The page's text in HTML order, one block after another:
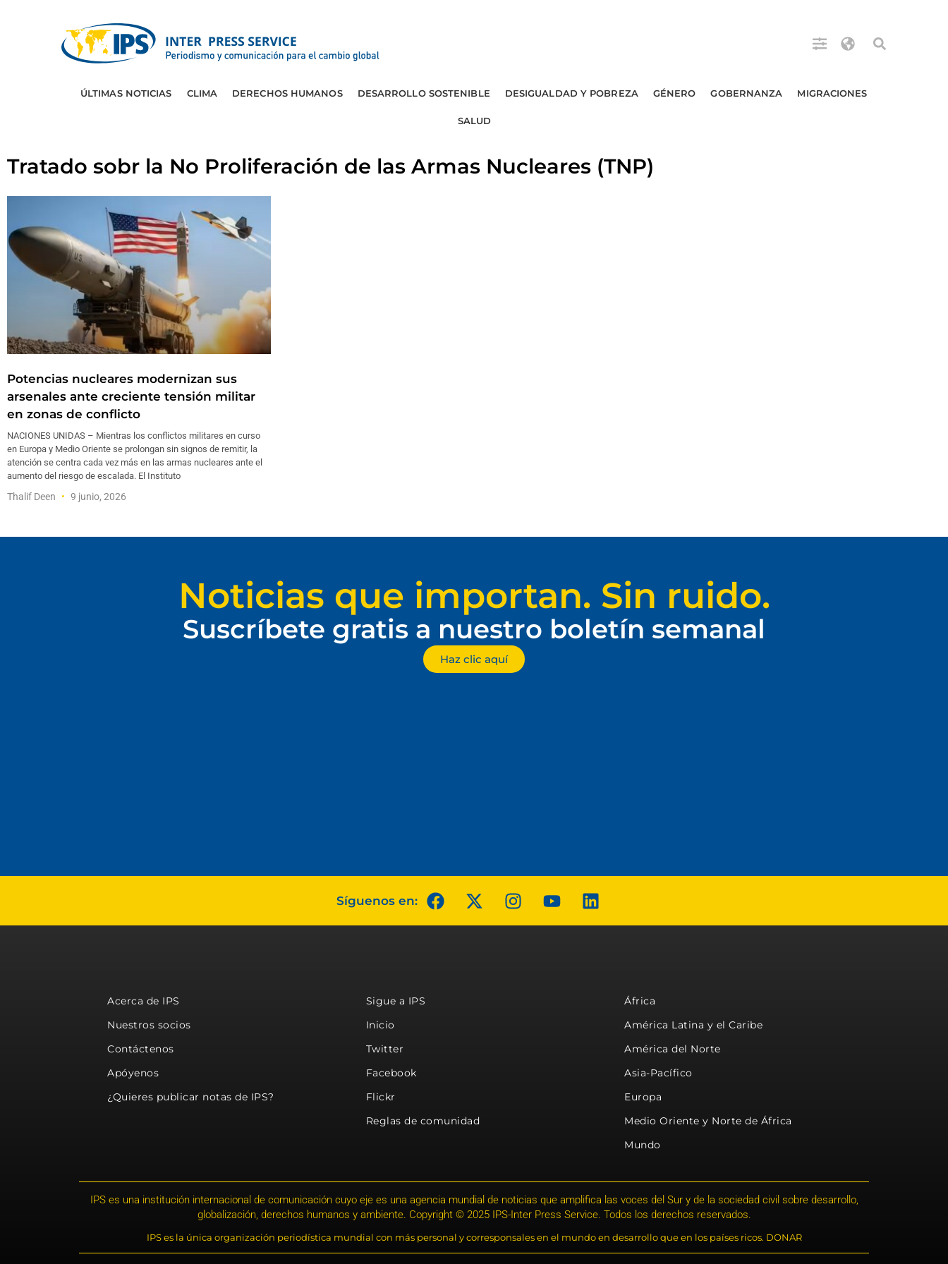
ÚLTIMAS NOTICIAS CLIMA DERECHOS HUMANOS DESARROLLO SOSTENIBLE DESIGUALDAD Y POBREZA GÉNERO GOBERNANZA MIGRACIONES
SALUD
Tratado sobr la No Proliferación de las Armas Nucleares (TNP)
Potencias nucleares modernizan sus
arsenales ante creciente tensión militar
en zonas de conflicto
NACIONES UNIDAS – Mientras los conflictos militares en curso
en Europa y Medio Oriente se prolongan sin signos de remitir, la
atención se centra cada vez más en las armas nucleares ante el
aumento del riesgo de escalada. El Instituto
Thalif Deen 9 junio, 2026
Noticias que importan. Sin ruido.
Suscríbete gratis a nuestro boletín semanal
Haz clic aquí
Síguenos en:
Acerca de IPS
Nuestros socios
Contáctenos
Apóyenos
¿Quieres publicar notas de IPS?
Sigue a IPS
Inicio
Twitter
Facebook
Flickr
Reglas de comunidad
África
América Latina y el Caribe
América del Norte
Asia-Pacífico
Europa
Medio Oriente y Norte de África
Mundo
IPS es una institución internacional de comunicación cuyo eje es una agencia mundial de noticias que amplifica las voces del Sur y de la sociedad civil sobre desarrollo,
globalización, derechos humanos y ambiente. Copyright © 2025 IPS-Inter Press Service. Todos los derechos reservados.
IPS es la única organización periodística mundial con más personal y corresponsales en el mundo en desarrollo que en los países ricos. DONAR